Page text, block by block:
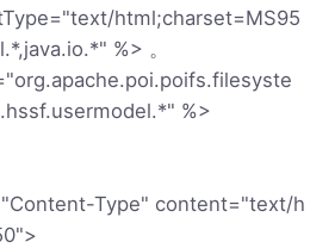
html;charset=MS95
%> 。
%>
Type" content="text/h